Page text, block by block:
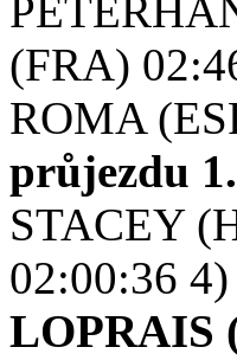
(FRA)
ROMA
průjezdu
STACEY
02:00:36
LOPRAIS